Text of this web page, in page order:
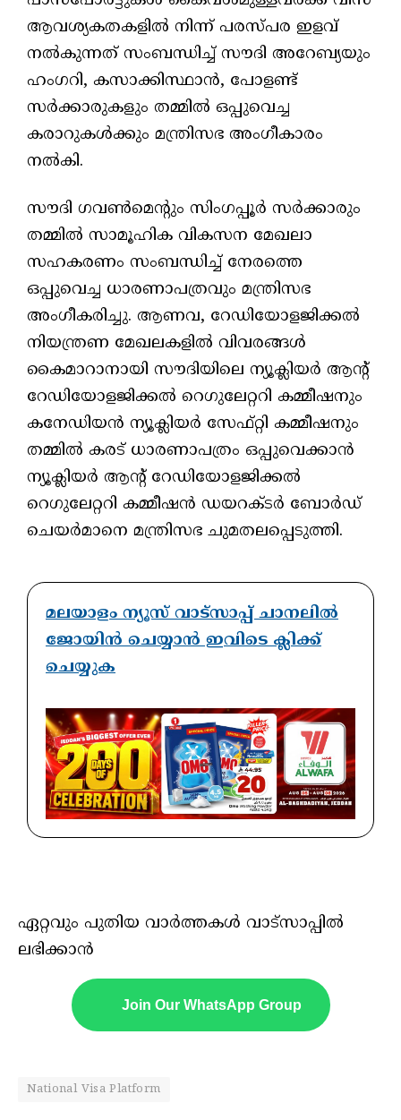
ആവശ്യകതകളില്‍ നിന്ന് പരസ്പര ഇളവ്
നല്‍കുന്നത് സംബന്ധിച്ച് സൗദി അറേബ്യയും
ഹംഗറി, കസാക്കിസ്ഥാന്‍, പോളണ്ട്
സര്‍ക്കാരുകളും തമ്മില്‍ ഒപ്പുവെച്ച
കരാറുകള്‍ക്കും മന്ത്രിസഭ അംഗീകാരം
നല്‍കി.
സൗദി ഗവണ്‍മെന്റും സിംഗപ്പൂര്‍ സര്‍ക്കാരും
തമ്മില്‍ സാമൂഹിക വികസന മേഖലാ
സഹകരണം സംബന്ധിച്ച് നേരത്തെ
ഒപ്പുവെച്ച ധാരണാപത്രവും മന്ത്രിസഭ
അംഗീകരിച്ചു. ആണവ, റേഡിയോളജിക്കല്‍
നിയന്ത്രണ മേഖലകളില്‍ വിവരങ്ങള്‍
കൈമാറാനായി സൗദിയിലെ ന്യൂക്ലിയര്‍ ആന്റ്
റേഡിയോളജിക്കല്‍ റെഗുലേറ്ററി കമ്മീഷനും
കനേഡിയന്‍ ന്യൂക്ലിയര്‍ സേഫ്റ്റി കമ്മീഷനും
തമ്മില്‍ കരട് ധാരണാപത്രം ഒപ്പുവെക്കാന്‍
ന്യൂക്ലിയര്‍ ആന്റ് റേഡിയോളജിക്കല്‍
റെഗുലേറ്ററി കമ്മീഷന്‍ ഡയറക്ടര്‍ ബോര്‍ഡ്
ചെയര്‍മാനെ മന്ത്രിസഭ ചുമതലപ്പെടുത്തി.
മലയാളം ന്യൂസ് വാട്സാപ്പ് ചാനലിൽ
ജോയിൻ ചെയ്യാൻ ഇവിടെ ക്ലിക്ക്
ചെയ്യുക
ഏറ്റവും പുതിയ വാർത്തകൾ വാട്സാപ്പിൽ
ലഭിക്കാൻ
Join Our WhatsApp Group
National Visa Platform